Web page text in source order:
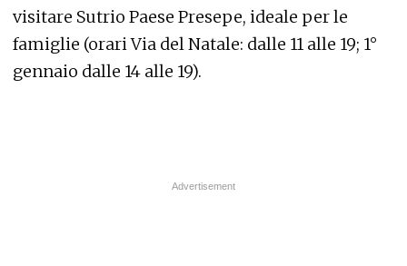
visitare Sutrio Paese Presepe, ideale per le
famiglie (orari Via del Natale: dalle 11 alle 19; 1°
gennaio dalle 14 alle 19).